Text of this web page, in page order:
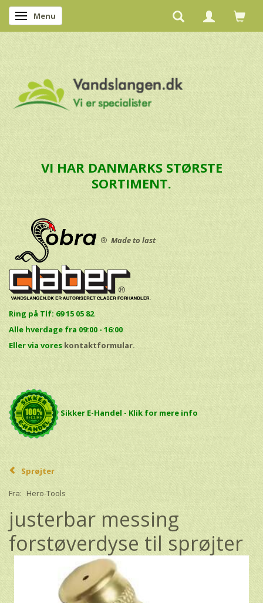
Skifte navigation
Menu
VI HAR DANMARKS STØRSTE
SORTIMENT.
® Made to last
Ring på Tlf: 69 15 05 82
Alle hverdage fra 09:00 - 16:00
Eller via vores kontaktformular.
Sikker E-Handel - Klik for mere info
Sprøjter
Fra: Hero-Tools
justerbar messing
forstøverdyse til sprøjter